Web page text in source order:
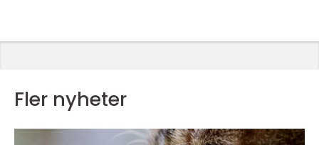
Fler nyheter